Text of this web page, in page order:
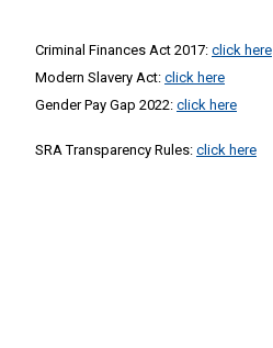
Criminal Finances Act 2017: click here
Modern Slavery Act: click here
Gender Pay Gap 2022: click here
SRA Transparency Rules: click here